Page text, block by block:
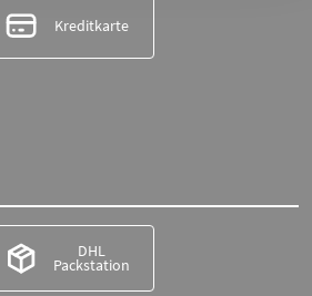
Kreditkarte
DHL
Packstation